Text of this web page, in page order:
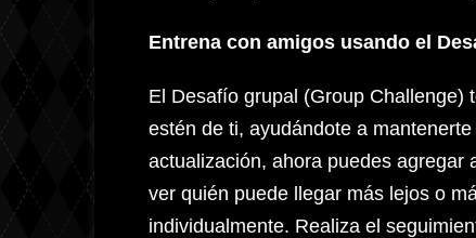
Entrena con amigos usando el
El Desafío grupal (Group Challenge)
estén de ti, ayudándote a
actualización, ahora puedes agregar
ver quién puede llegar más lejos o
individualmente. Realiza el